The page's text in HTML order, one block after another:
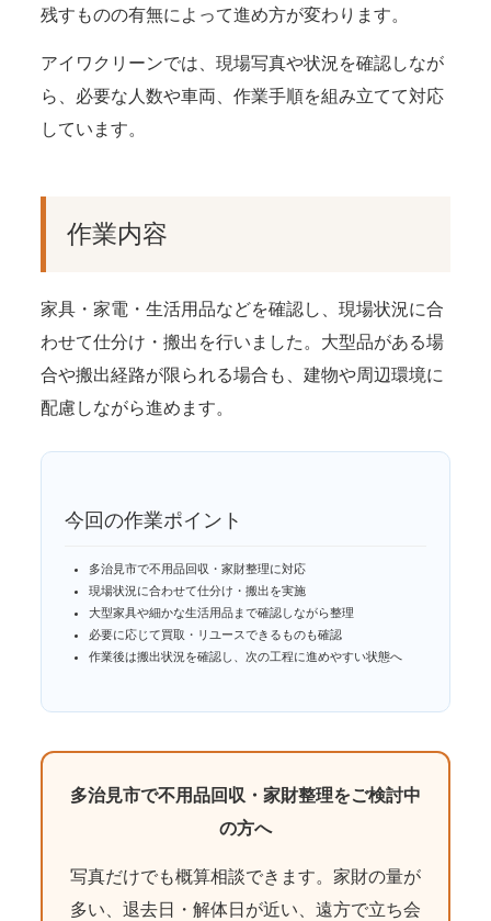
残すものの有無によって進め方が変わります。
アイワクリーンでは、現場写真や状況を確認しなが
ら、必要な人数や車両、作業手順を組み立てて対応
しています。
作業内容
家具・家電・生活用品などを確認し、現場状況に合
わせて仕分け・搬出を行いました。大型品がある場
合や搬出経路が限られる場合も、建物や周辺環境に
配慮しながら進めます。
今回の作業ポイント
多治見市で不用品回収・家財整理に対応
現場状況に合わせて仕分け・搬出を実施
大型家具や細かな生活用品まで確認しながら整理
必要に応じて買取・リユースできるものも確認
作業後は搬出状況を確認し、次の工程に進めやすい状態へ
多治見市で不用品回収・家財整理をご検討中
の方へ
写真だけでも概算相談できます。家財の量が
多い、退去日・解体日が近い、遠方で立ち会